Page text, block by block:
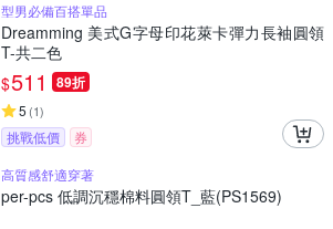
型男必備百搭單品
Dreamming 美式G字母印花萊卡彈力長袖圓領
T-共二色
$511 89折
5 (1)
挑戰低價
券
高質感舒適穿著
per-pcs 低調沉穩棉料圓領T_藍(PS1569)